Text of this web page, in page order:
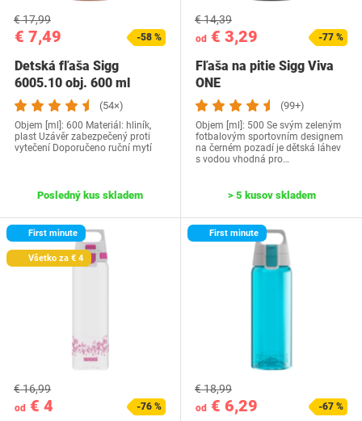
€ 7,49
€ 17,99
-58 %
Detská fľaša Sigg
6005.10 obj. 600 ml
(54×)
Objem [ml]: 600 Materiál: hliník,
plast Uzávěr zabezpečený proti
vytečení Doporučeno ruční mytí
Posledný kus skladem
od € 3,29
€ 14,39
-77 %
Fľaša na pitie Sigg Viva
ONE
(99+)
Objem [ml]: 500 Se svým zeleným
fotbalovým sportovním designem
na černém pozadí je dětská láhev
s vodou vhodná pro…
> 5 kusov skladem
First minute
Všetko za € 4
od € 4
€ 16,99
-76 %
First minute
od € 6,29
€ 18,99
-67 %